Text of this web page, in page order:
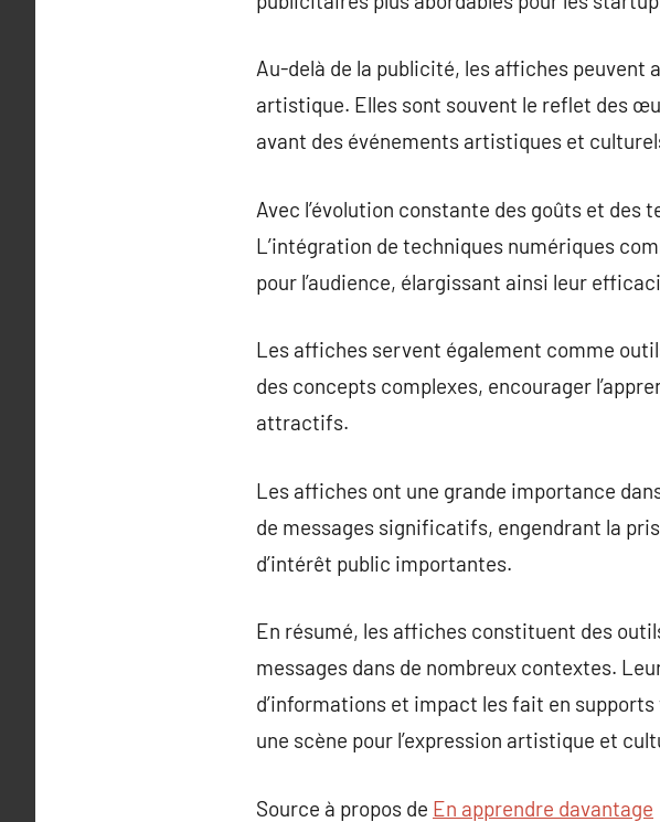
Au-delà de la publicité, les affiches peuvent
artistique. Elles sont souvent le reflet des
avant des événements artistiques et
Avec l’évolution constante des goûts et
L’intégration de techniques numériques
pour l’audience, élargissant ainsi leur
Les affiches servent également comme
des concepts complexes, encourager
attractifs.
Les affiches ont une grande importance
de messages significatifs, engendrant la
d’intérêt public importantes.
En résumé, les affiches constituent des
messages dans de nombreux contextes.
d’informations et impact les fait en
une scène pour l’expression artistique et
Source à propos de En apprendre davantage